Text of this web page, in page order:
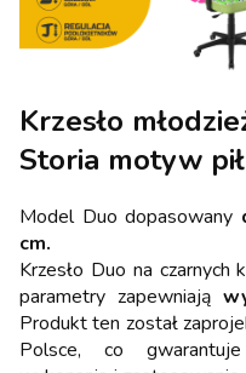
Krzesło
Storia motyw
Model Duo dopasowany
cm.
Krzesło Duo na
parametry zapewniają
Produkt ten został
Polsce, co